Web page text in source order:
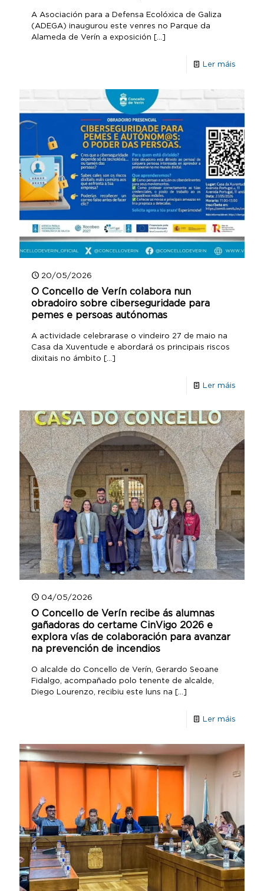
A Asociación para a Defensa Ecolóxica de Galiza
(ADEGA) inaugurou este venres no Parque da
Alameda de Verín a exposición […]
Ler máis
20/05/2026
O Concello de Verín colabora nun
obradoiro sobre ciberseguridade para
pemes e persoas autónomas
A actividade celebrarase o vindeiro 27 de maio na
Casa da Xuventude e abordará os principais riscos
dixitais no ámbito […]
Ler máis
04/05/2026
O Concello de Verín recibe ás alumnas
gañadoras do certame CinVigo 2026 e
explora vías de colaboración para avanzar
na prevención de incendios
O alcalde do Concello de Verín, Gerardo Seoane
Fidalgo, acompañado polo tenente de alcalde,
Diego Lourenzo, recibiu este luns na […]
Ler máis